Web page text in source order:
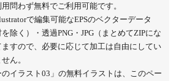
問わず無料でご利用可能です。
で編集可能なEPSのベクターデータ
を除く）・透過PNG・JPG（まとめてZIPにな
すので、必要に応じて加工は自由にしてい
ん。
のイラスト03」の無料イラストは、このペー